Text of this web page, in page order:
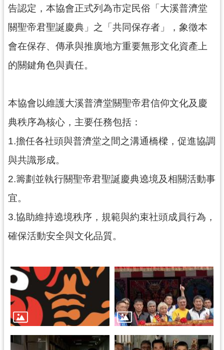
博
訊
息
公
告
園
地
出
品
與
創
商
頁
網
站
導
覽
市
告認定，本協會正式列為市定民俗「大溪普濟堂
關聖帝君聖誕慶典」之「共同保存者」，象徵本
會在保存、傳承與推廣地方重要無形文化資產上
的關鍵角色與責任。
本協會以維護大溪普濟堂關聖帝君信仰文化及慶
典秩序為核心，主要任務包括：
1.擔任各社頭與普濟堂之間之溝通橋樑，促進協調
與共識形成。
2.籌劃並執行關聖帝君聖誕慶典遶境及相關活動事
宜。
3.協助維持遶境秩序，規範與約束社頭成員行為，
確保活動安全與文化品質。